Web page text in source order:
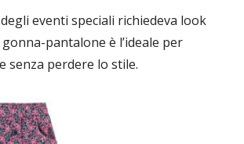
eventi speciali richiedeva look
pantalone è l’ideale per
senza perdere lo stile.